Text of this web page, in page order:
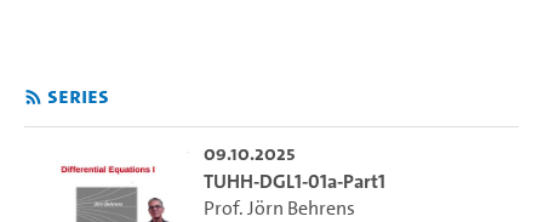
Series
09.10.2025
TUHH-DGL1-01a-Part1
Prof. Jörn Behrens